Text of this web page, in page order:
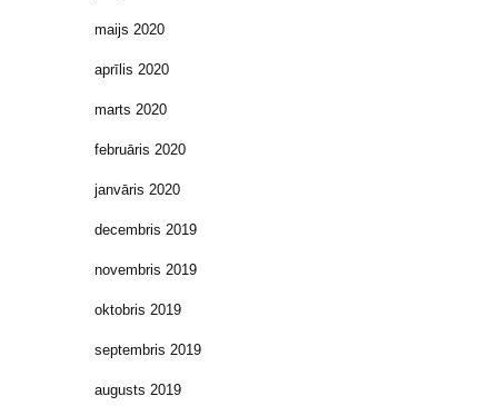
maijs 2020
aprīlis 2020
marts 2020
februāris 2020
janvāris 2020
decembris 2019
novembris 2019
oktobris 2019
septembris 2019
augusts 2019